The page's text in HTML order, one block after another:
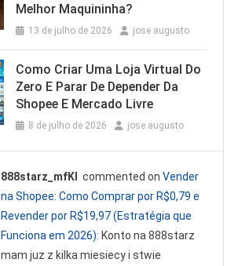
Melhor Maquininha?
13 de julho de 2026 jose augusto
Como Criar Uma Loja Virtual Do
Zero E Parar De Depender Da
Shopee E Mercado Livre
8 de julho de 2026 jose augusto
888starz_mfKl commented onVender
na Shopee: Como Comprar por R$0,79 e
Revender por R$19,97 (Estratégia que
Funciona em 2026): Konto na 888starz
mam juz z kilka miesiecy i stwie